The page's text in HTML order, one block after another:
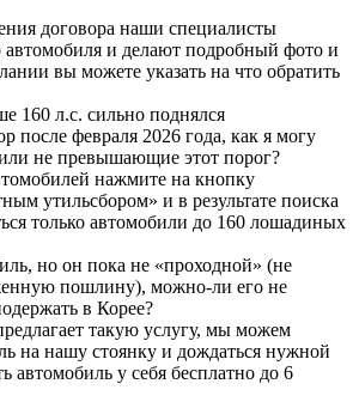
договора наши специалисты
и делают подробный фото и
вы можете указать на что обратить
160 л.с. сильно поднялся
после февраля 2026 года, как я могу
не превышающие этот порог?
нажмите на кнопку
утильсбором» и в результате поиска
только автомобили до 160 лошадиных
но он пока не «проходной» (не
пошлину), можно-ли его не
в Корее?
такую услугу, мы можем
на нашу стоянку и дождаться нужной
автомобиль у себя бесплатно до 6